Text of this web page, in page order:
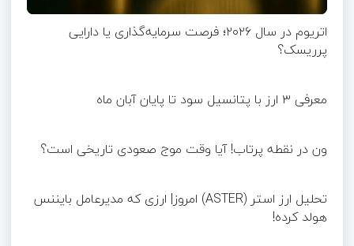
اتریوم در سال ۲۰۲۶؛ فرصت سرمایه‌گذاری یا دارایی
پرریسک؟
معرفی ۳ ارز با پتانسیل سود تا پایان آبان ماه
ون در نقطه پرتاب! آیا وقت موج صعودی تاریخی است؟
تحلیل ارز استر (ASTER) امروز| ارزی که مدیرعامل بایننس
هولد کرده!